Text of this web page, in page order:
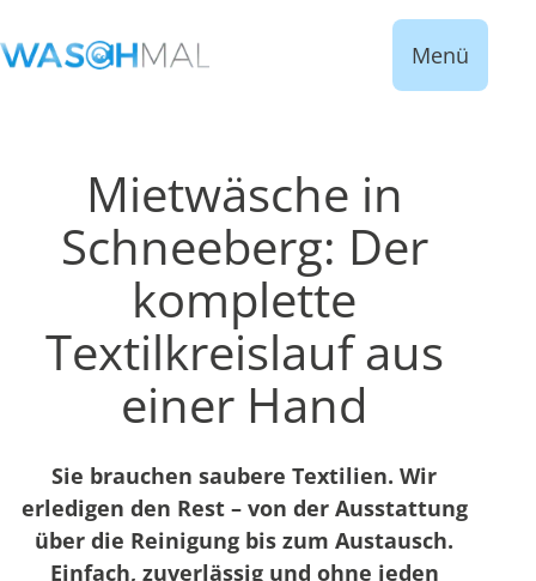
Menü
Mietwäsche in
Schneeberg: Der
komplette
Textilkreislauf aus
einer Hand
Sie brauchen saubere Textilien. Wir
erledigen den Rest – von der Ausstattung
über die Reinigung bis zum Austausch.
Einfach, zuverlässig und ohne jeden